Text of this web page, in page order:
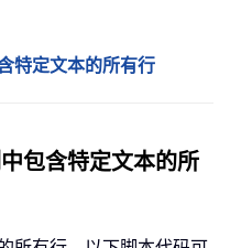
特定文本的所有行
包含特定文本的所